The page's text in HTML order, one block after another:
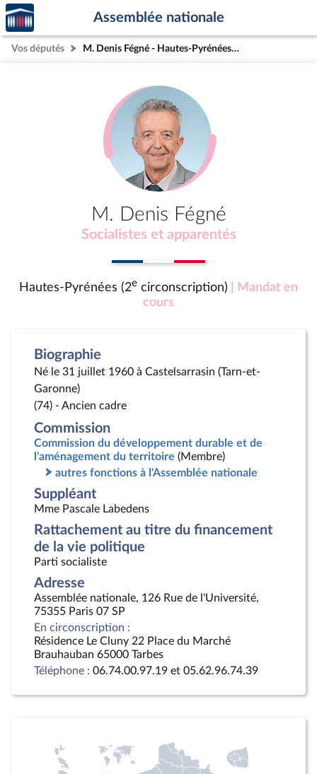
Aller au contenu
Aller en bas de la page
Accèder
à la
page
d'accueil
Assemblée nationale
Vos députés M. Denis Fégné - Hautes-Pyrénées (2e circonscription)
M. Denis Fégné
Socialistes et apparentés
Hautes-Pyrénées (2e circonscription)
| Mandat en
cours
Biographie
Né le 31 juillet 1960 à Castelsarrasin (Tarn-et-
Garonne)
(74) - Ancien cadre
Commission
Commission du développement durable et de
l'aménagement du territoire (Membre)
autres fonctions à l'Assemblée nationale
Suppléant
Mme Pascale Labedens
Rattachement au titre du financement
de la vie politique
Parti socialiste
Adresse
Assemblée nationale, 126 Rue de l'Université,
75355 Paris 07 SP
En circonscription :
Résidence Le Cluny 22 Place du Marché
Brauhauban 65000 Tarbes
Téléphone : 06.74.00.97.19 et 05.62.96.74.39